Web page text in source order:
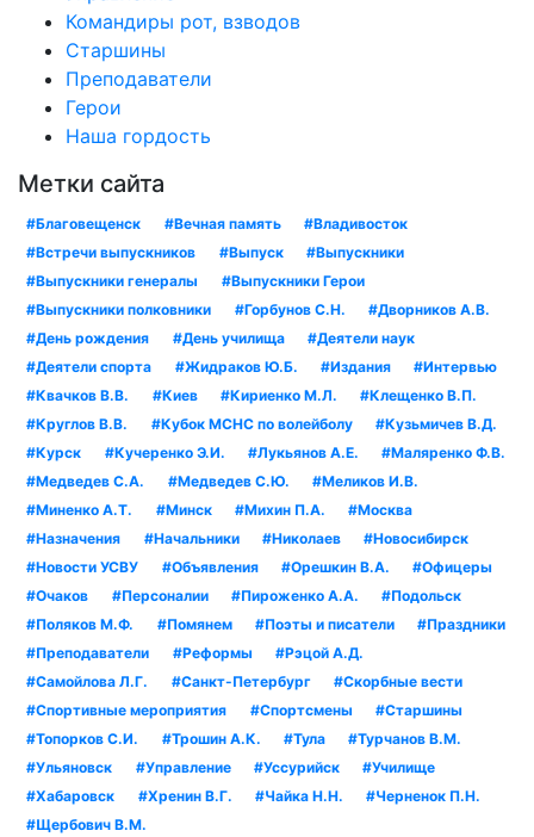
Командиры рот, взводов
Старшины
Преподаватели
Герои
Наша гордость
Метки сайта
#Благовещенск #Вечная память
#Владивосток
#Встречи выпускников
#Выпуск
#Выпускники
#Выпускники генералы
#Выпускники Герои
#Выпускники полковники
#Горбунов С.Н.
#Дворников А.В.
#День рождения
#День училища
#Деятели наук
#Деятели спорта
#Жидраков Ю.Б. #Издания
#Интервью
#Квачков В.В.
#Киев #Кириенко М.Л.
#Клещенко В.П.
#Круглов В.В.
#Кубок МСНС по волейболу
#Кузьмичев В.Д.
#Курск
#Кучеренко Э.И. #Лукьянов А.Е.
#Маляренко Ф.В.
#Медведев С.А.
#Медведев С.Ю.
#Меликов И.В.
#Миненко А.Т.
#Минск #Михин П.А.
#Москва
#Назначения
#Начальники #Николаев
#Новосибирск
#Новости УСВУ
#Объявления #Орешкин В.А.
#Офицеры
#Очаков
#Персоналии #Пироженко А.А.
#Подольск
#Поляков М.Ф.
#Помянем #Поэты и писатели
#Праздники
#Преподаватели
#Реформы
#Рэцой А.Д.
#Самойлова Л.Г.
#Санкт-Петербург
#Скорбные вести
#Спортивные мероприятия
#Спортсмены
#Старшины
#Топорков С.И.
#Трошин А.К. #Тула
#Турчанов В.М.
#Ульяновск
#Управление #Уссурийск
#Училище
#Хабаровск
#Хренин В.Г. #Чайка Н.Н.
#Черненок П.Н.
#Щербович В.М.